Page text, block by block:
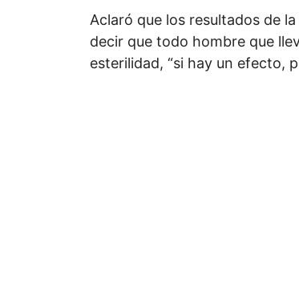
Aclaró que los resultados de
decir que todo hombre que
esterilidad, “si hay un efecto,